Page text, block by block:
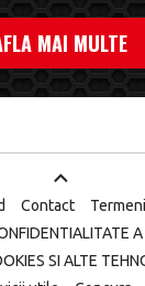
MAI MULTE
Contact
SI ALTE